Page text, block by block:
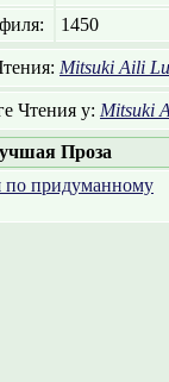
1450
Mitsuki Aili Lu
Чтения у: Mitsuki
Проза
по придуманному